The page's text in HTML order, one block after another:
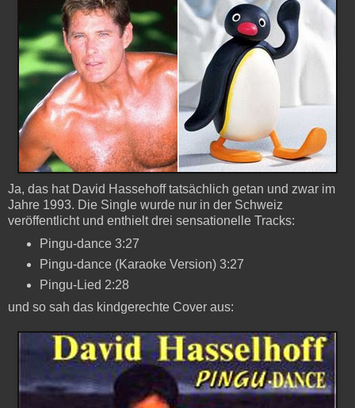
Ja, das hat David Hassehoff tatsächlich getan und zwar im
Jahre 1993. Die Single wurde nur in der Schweiz
veröffentlicht und enthielt drei sensationelle Tracks:
Pingu-dance 3:27
Pingu-dance (Karaoke Version) 3:27
Pingu-Lied 2:28
und so sah das kindgerechte Cover aus: